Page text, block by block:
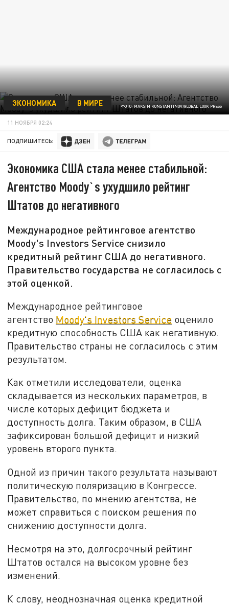
ФОТО: MAKSIM KONSTANTINOV/GLOBAL LOOK PRESS
ЭКОНОМИКА В МИРЕ
11 НОЯБРЯ 02:24
ПОДПИШИТЕСЬ:
Экономика США стала менее стабильной:
Агентство Moody`s ухудшило рейтинг
Штатов до негативного
Международное рейтинговое агентство
Moody's Investors Service снизило
кредитный рейтинг США до негативного.
Правительство государства не согласилось с
этой оценкой.
Международное рейтинговое
агентство Moody's Investors Service оценило
кредитную способность США как негативную.
Правительство страны не согласилось с этим
результатом.
Как отметили исследователи, оценка
складывается из нескольких параметров, в
числе которых дефицит бюджета и
доступность долга. Таким образом, в США
зафиксирован большой дефицит и низкий
уровень второго пункта.
Одной из причин такого результата называют
политическую поляризацию в Конгрессе.
Правительство, по мнению агентства, не
может справиться с поиском решения по
снижению доступности долга.
Несмотря на это, долгосрочный рейтинг
Штатов остался на высоком уровне без
изменений.
К слову, неоднозначная оценка кредитной